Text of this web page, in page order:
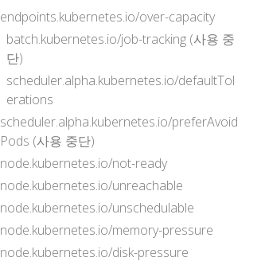
endpoints.kubernetes.io/over-capacity
batch.kubernetes.io/job-tracking (사용 중
단)
scheduler.alpha.kubernetes.io/defaultTol
erations
scheduler.alpha.kubernetes.io/preferAvoid
Pods (사용 중단)
node.kubernetes.io/not-ready
node.kubernetes.io/unreachable
node.kubernetes.io/unschedulable
node.kubernetes.io/memory-pressure
node.kubernetes.io/disk-pressure